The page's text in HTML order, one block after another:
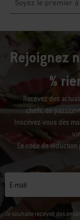
Rejoignez
%
Recevez des
chefs, de
Inscrivez-vous dès
Le code de
E-mail
Je souhaite recevoir des